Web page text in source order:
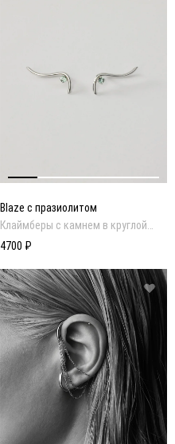
Blaze с празиолитом
Клаймберы с камнем в круглой
огранке
4700 ₽